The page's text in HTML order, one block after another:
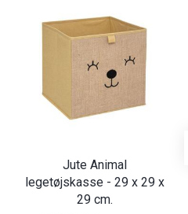
Jute Animal
legetøjskasse - 29 x 29 x
29 cm.